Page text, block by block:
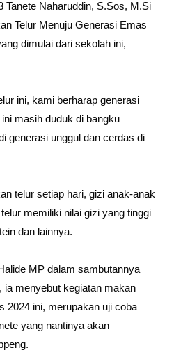
Tanete Naharuddin, S.Sos, M.Si
Telur Menuju Generasi Emas
dimulai dari sekolah ini,
ini, kami berharap generasi
masih duduk di bangku
generasi unggul dan cerdas di
telur setiap hari, gizi anak-anak
memiliki nilai gizi yang tinggi
dan lainnya.
MP dalam sambutannya
ia menyebut kegiatan makan
2024 ini, merupakan uji coba
yang nantinya akan